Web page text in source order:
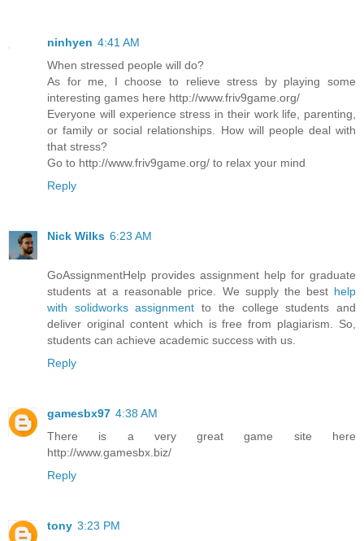
ninhyen 4:41 AM
When stressed people will do?
As for me, I choose to relieve stress by playing some
interesting games here http://www.friv9game.org/
Everyone will experience stress in their work life, parenting,
or family or social relationships. How will people deal with
that stress?
Go to http://www.friv9game.org/ to relax your mind
Reply
Nick Wilks 6:23 AM
GoAssignmentHelp provides assignment help for graduate
students at a reasonable price. We supply the best help
with solidworks assignment to the college students and
deliver original content which is free from plagiarism. So,
students can achieve academic success with us.
Reply
gamesbx97 4:38 AM
There is a very great game site here
http://www.gamesbx.biz/
Reply
tony 3:23 PM